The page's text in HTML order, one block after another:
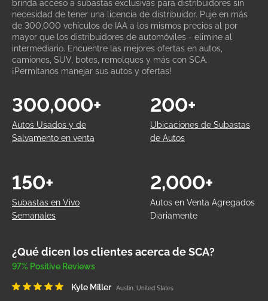
brinda acceso a subastas exclusivas para distribuidores sin
necesidad de tener una licencia de distribuidor. Puje en más
de 300,000 vehículos de IAA a los mismos precios al por
mayor que los distribuidores de automóviles - elimine al
intermediario. Encuentre las mejores ofertas en autos,
camiones, SUV, botes, remolques y más con SCA.
¡Permítanos manejar sus autos y ofertas!
Autos Usados y de
Salvamento en venta
300,000+
Ubicaciones de Subastas
de Autos
200+
Subastas en Vivo
Semanales
150+
Autos en Venta Agregados
Diariamente
2,000+
¿Qué dicen los clientes acerca de SCA?
97% Positive Reviews
Kyle Miller Austin, United States